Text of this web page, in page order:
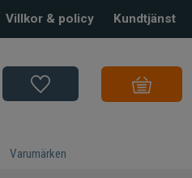
Villkor & policy Kundtjänst
Varumärken